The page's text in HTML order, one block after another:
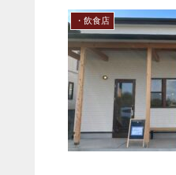
・飲食店